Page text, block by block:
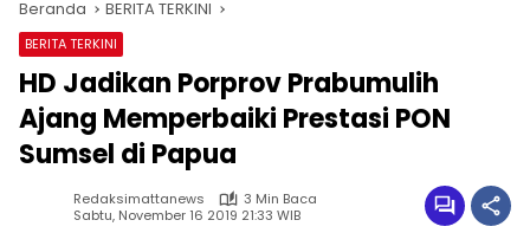
Beranda BERITA TERKINI
BERITA TERKINI
HD Jadikan Porprov Prabumulih
Ajang Memperbaiki Prestasi PON
Sumsel di Papua
Redaksimattanews
3 Min Baca
Sabtu, November 16 2019 21:33 WIB